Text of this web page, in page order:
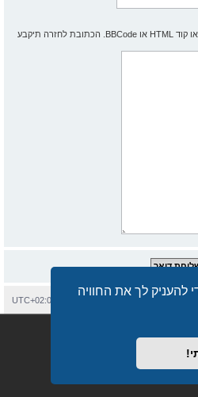
להעניק לך את החוויה
הודעה זו תשלח כטקסט נקי, אל תכלול כאו קוד HTML או BBCode. הכתובת לחזרה תיקבע
UTC+02:00 מחיקת עוגיות
. © 2017 - phpBB.co.il.